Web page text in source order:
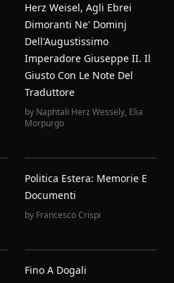
Herz Weisel, Agli Ebrei
Dimoranti Ne' Dominj
Dell'Augustissimo
Imperadore Giuseppe II. Il
Giusto Con Le Note Del
Traduttore
by Naphtali Herz Wessely, Elia
Morpurgo
Politica Estera: Memorie E
Documenti
by Francesco Crispi
Fino A Dogali